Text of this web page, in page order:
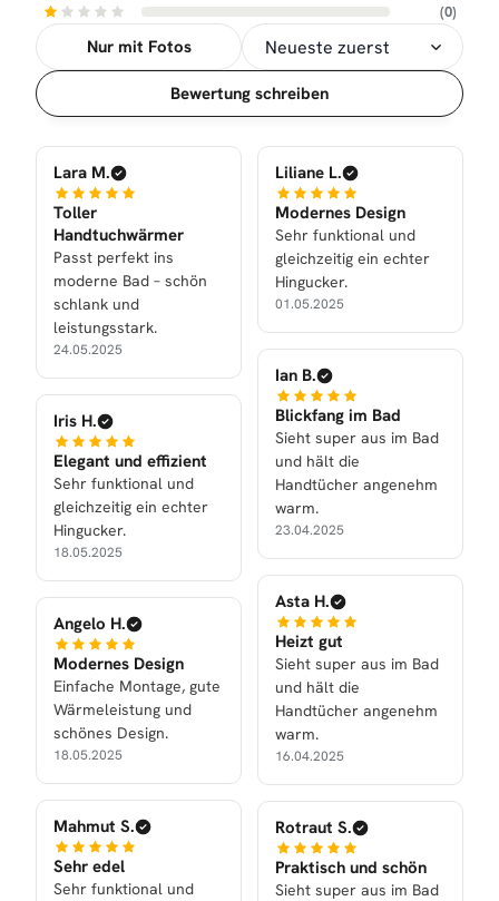
(0)
Nur mit Fotos
Sortierung
Bewertung schreiben
Lara M.
Toller
Handtuchwärmer
Passt perfekt ins
moderne Bad – schön
schlank und
leistungsstark.
24.05.2025
Iris H.
Elegant und effizient
Sehr funktional und
gleichzeitig ein echter
Hingucker.
18.05.2025
Angelo H.
Modernes Design
Einfache Montage, gute
Wärmeleistung und
schönes Design.
18.05.2025
Mahmut S.
Sehr edel
Sehr funktional und
Liliane L.
Modernes Design
Sehr funktional und
gleichzeitig ein echter
Hingucker.
01.05.2025
Ian B.
Blickfang im Bad
Sieht super aus im Bad
und hält die
Handtücher angenehm
warm.
23.04.2025
Asta H.
Heizt gut
Sieht super aus im Bad
und hält die
Handtücher angenehm
warm.
16.04.2025
Rotraut S.
Praktisch und schön
Sieht super aus im Bad